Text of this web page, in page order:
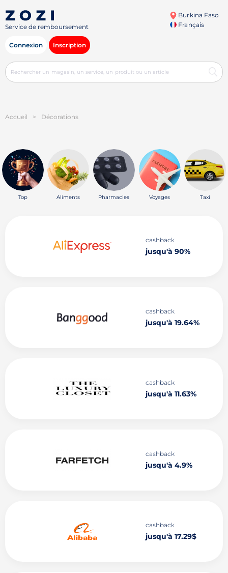
Service de remboursement
Burkina Faso
Français
Connexion Inscription
Accueil > Décorations
Top Aliments Pharmacies Voyages Taxi
cashback
jusqu'à 90%
cashback
jusqu'à 19.64%
cashback
jusqu'à 11.63%
cashback
jusqu'à 4.9%
cashback
jusqu'à 17.29$